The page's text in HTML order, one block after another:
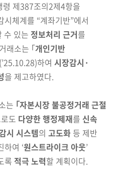
령 제387조의2제4항을
체계를 “계좌기반”에서
수 있는 정보처리 근거를
래소는 ｢개인기반
(’25.10.28)하여 시장감시·
을 제고하였다.
는 ｢자본시장 불공정거래 근절
도 다양한 행정제재를 신속
시 시스템의 고도화 등 제반
하여 ‘원스트라이크 아웃’
록 적극 노력할 계획이다.